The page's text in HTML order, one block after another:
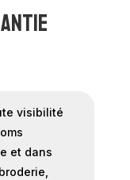
visibilité
et dans